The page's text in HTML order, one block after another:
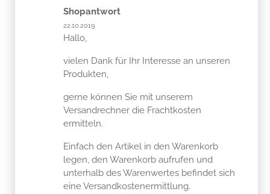
Shopantwort
22.10.2019
Hallo,
vielen Dank für Ihr Interesse an unseren
Produkten,
gerne können Sie mit unserem
Versandrechner die Frachtkosten
ermitteln.
Einfach den Artikel in den Warenkorb
legen, den Warenkorb aufrufen und
unterhalb des Warenwertes befindet sich
eine Versandkostenermittlung.